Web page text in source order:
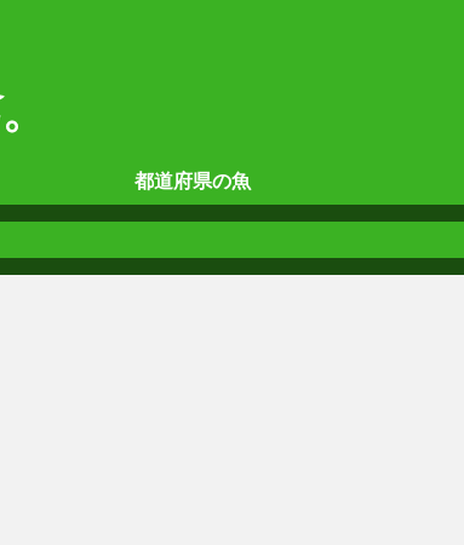
都道府県の魚